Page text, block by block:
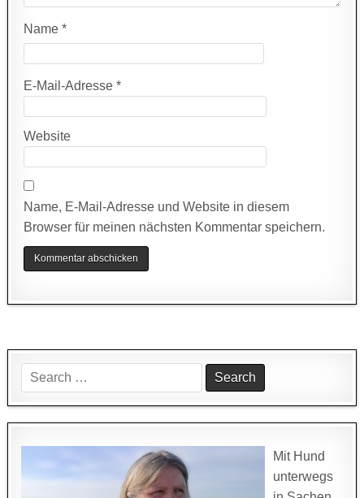
Name*
E-Mail-Adresse*
Website
Name, E-Mail-Adresse und Website in diesem
Browser für meinen nächsten Kommentar speichern.
Search
for:
Mit Hund
unterwegs